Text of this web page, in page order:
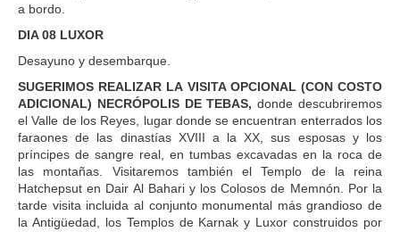
a bordo.
DIA 08 LUXOR
Desayuno y desembarque.
SUGERIMOS REALIZAR LA VISITA OPCIONAL (CON COSTO
ADICIONAL) NECRÓPOLIS DE TEBAS, donde descubriremos
el Valle de los Reyes, lugar donde se encuentran enterrados los
faraones de las dinastías XVIII a la XX, sus esposas y los
príncipes de sangre real, en tumbas excavadas en la roca de
las montañas. Visitaremos también el Templo de la reina
Hatchepsut en Dair Al Bahari y los Colosos de Memnón. Por la
tarde visita incluida al conjunto monumental más grandioso de
la Antigüedad, los Templos de Karnak y Luxor construidos por